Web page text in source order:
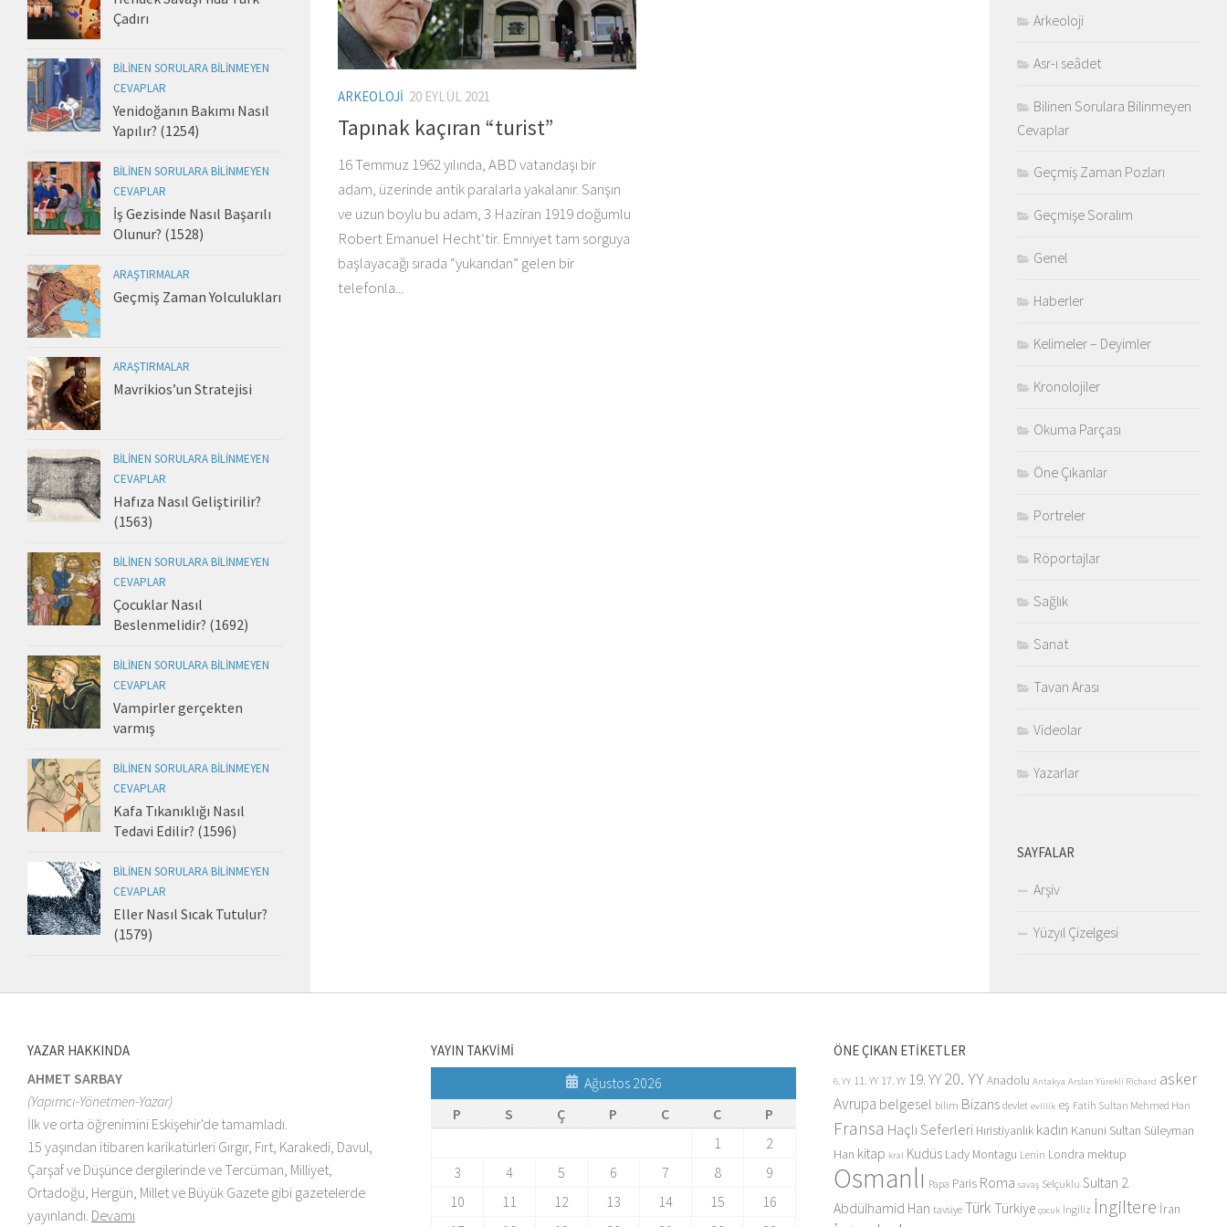
ARKEOLOJI 20 EYLÜL 2021
Tapınak kaçıran “turist”
16 Temmuz 1962 yılında, ABD vatandaşı bir
adam, üzerinde antik paralarla yakalanır. Sarışın
ve uzun boylu bu adam, 3 Haziran 1919 doğumlu
Robert Emanuel Hecht‘tir. Emniyet tam sorguya
başlayacağı sırada “yukarıdan” gelen bir
telefonla...
Çadırı
BILINEN SORULARA BILINMEYEN
CEVAPLAR
Yenidoğanın Bakımı Nasıl
Yapılır? (1254)
BILINEN SORULARA BILINMEYEN
CEVAPLAR
İş Gezisinde Nasıl Başarılı
Olunur? (1528)
ARAŞTIRMALAR
Geçmiş Zaman Yolculukları
ARAŞTIRMALAR
Mavrikios’un Stratejisi
BILINEN SORULARA BILINMEYEN
CEVAPLAR
Hafıza Nasıl Geliştirilir?
(1563)
BILINEN SORULARA BILINMEYEN
CEVAPLAR
Çocuklar Nasıl
Beslenmelidir? (1692)
BILINEN SORULARA BILINMEYEN
CEVAPLAR
Vampirler gerçekten
varmış
BILINEN SORULARA BILINMEYEN
CEVAPLAR
Kafa Tıkanıklığı Nasıl
Tedavi Edilir? (1596)
BILINEN SORULARA BILINMEYEN
CEVAPLAR
Eller Nasıl Sıcak Tutulur?
(1579)
Arkeoloji
Asr-ı seâdet
Bilinen Sorulara Bilinmeyen
Cevaplar
Geçmiş Zaman Pozları
Geçmişe Soralım
Genel
Haberler
Kelimeler – Deyimler
Kronolojiler
Okuma Parçası
Öne Çıkanlar
Portreler
Röportajlar
Sağlık
Sanat
Tavan Arası
Videolar
Yazarlar
SAYFALAR
Arşiv
Yüzyıl Çizelgesi
YAZAR HAKKINDA
AHMET SARBAY
(Yapımcı-Yönetmen-Yazar)
İlk ve orta öğrenimini Eskişehir'de tamamladı.
15 yaşından itibaren karikatürleri Gırgır, Fırt, Karakedi, Davul,
Çarşaf ve Düşünce dergilerinde ve Tercüman, Milliyet,
Ortadoğu, Hergün, Millet ve Büyük Gazete gibi gazetelerde
yayınlandı. Devamı
YAYIN TAKVİMİ
Ağustos 2026
P
S Ç P C C
P
1
2
3
4 5 6 7 8
9
10
11 12 13 14 15
16
ÖNE ÇIKAN ETİKETLER
6. YY 11. YY 17. YY 19. YY20. YYAnadolu Antakya Arslan Yürekli Richard asker
Avrupa belgesel bilim Bizans devlet evlilik eş Fatih Sultan Mehmed Han
Fransa Haçlı Seferleri Hıristiyanlık kadın Kanuni Sultan Süleyman
Han kitap kral Kudüs Lady Montagu Lenin Londra mektup
Osmanlı Papa Paris Roma savaş Selçuklu Sultan 2.
Abdülhamid Han tavsiye Türk Türkiye çocuk İngiliz İngiltere İran